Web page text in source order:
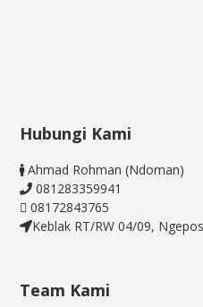
Hubungi Kami
Ahmad Rohman (Ndoman)
081283359941
08172843765
Keblak RT/RW 04/09,
Team Kami